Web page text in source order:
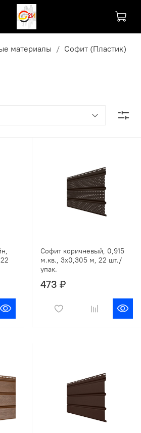
материалы Софит (Пластик)
Софит коричневый, 0,915
м.кв., 3х0,305 м, 22 шт./
упак.
473 ₽